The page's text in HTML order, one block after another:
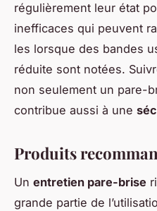
régulièrement leur état
inefficaces qui peuvent
les lorsque des bandes
réduite sont notées.
non seulement un pare-
contribue aussi à une
Produits
Un entretien pare-brise
grande partie de